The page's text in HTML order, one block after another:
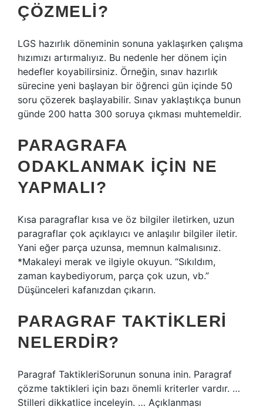
ÇÖZMELI?
LGS hazırlık döneminin sonuna yaklaşırken çalışma
hızımızı artırmalıyız. Bu nedenle her dönem için
hedefler koyabilirsiniz. Örneğin, sınav hazırlık
sürecine yeni başlayan bir öğrenci gün içinde 50
soru çözerek başlayabilir. Sınav yaklaştıkça bunun
günde 200 hatta 300 soruya çıkması muhtemeldir.
PARAGRAFA
ODAKLANMAK IÇIN NE
YAPMALI?
Kısa paragraflar kısa ve öz bilgiler iletirken, uzun
paragraflar çok açıklayıcı ve anlaşılır bilgiler iletir.
Yani eğer parça uzunsa, memnun kalmalısınız.
*Makaleyi merak ve ilgiyle okuyun. “Sıkıldım,
zaman kaybediyorum, parça çok uzun, vb.”
Düşünceleri kafanızdan çıkarın.
PARAGRAF TAKTIKLERI
NELERDIR?
Paragraf TaktikleriSorunun sonuna inin. Paragraf
çözme taktikleri için bazı önemli kriterler vardır. …
Stilleri dikkatlice inceleyin. … Açıklanması